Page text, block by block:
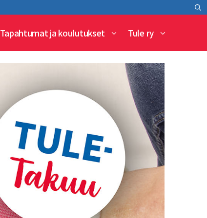
Tapahtumat ja koulutukset Tule ry